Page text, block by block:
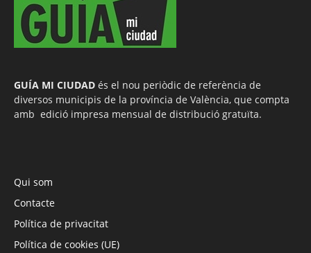
GUÍA MI CIUDAD és el nou periòdic de referència de
diversos municipis de la província de València, que compta
amb edició impresa mensual de distribució gratuïta.
Qui som
Contacte
Política de privacitat
Política de cookies (UE)